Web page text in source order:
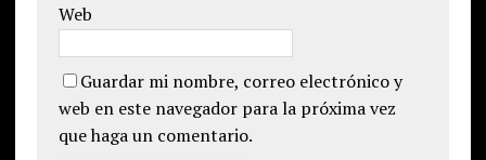
Web
Guardar mi nombre, correo electrónico y
web en este navegador para la próxima vez
que haga un comentario.